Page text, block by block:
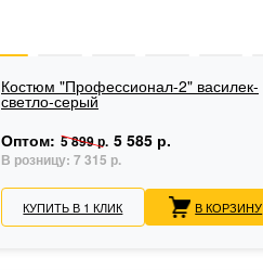
Костюм "Профессионал-2" василек-
светло-серый
Оптом: 5 899 р. 5 585 р.
В розницу: 7 315 р.
КУПИТЬ В 1 КЛИК В КОРЗИНУ